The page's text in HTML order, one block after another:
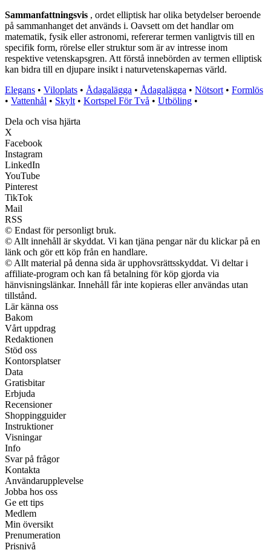
Sammanfattningsvis , ordet elliptisk har olika betydelser beroende
på sammanhanget det används i. Oavsett om det handlar om
matematik, fysik eller astronomi, refererar termen vanligtvis till en
specifik form, rörelse eller struktur som är av intresse inom
respektive vetenskapsgren. Att förstå innebörden av termen elliptisk
kan bidra till en djupare insikt i naturvetenskapernas värld.
Elegans • Viloplats • Ådagalägga • Ådagalägga • Nötsort • Formlös
• Vattenhål • Skylt • Kortspel För Två • Utböling •
Dela och visa hjärta
X
Facebook
Instagram
LinkedIn
YouTube
Pinterest
TikTok
Mail
RSS
© Endast för personligt bruk.
© Allt innehåll är skyddat. Vi kan tjäna pengar när du klickar på en
länk och gör ett köp från en handlare.
© Allt material på denna sida är upphovsrättsskyddat. Vi deltar i
affiliate-program och kan få betalning för köp gjorda via
hänvisningslänkar. Innehåll får inte kopieras eller användas utan
tillstånd.
Lär känna oss
Bakom
Vårt uppdrag
Redaktionen
Stöd oss
Kontorsplatser
Data
Gratisbitar
Erbjuda
Recensioner
Shoppingguider
Instruktioner
Visningar
Info
Svar på frågor
Kontakta
Användarupplevelse
Jobba hos oss
Ge ett tips
Medlem
Min översikt
Prenumeration
Prisnivå